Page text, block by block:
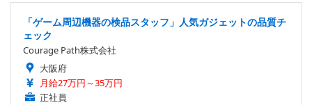
「ゲーム周辺機器の検品スタッフ」人気ガジェットの品質チ
ェック
Courage Path株式会社
大阪府
月給27万円～35万円
正社員